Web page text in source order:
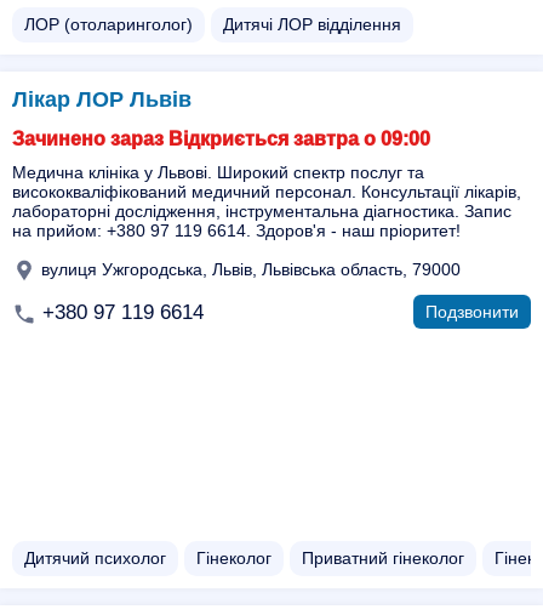
ЛОР (отоларинголог) Дитячі ЛОР відділення
Лікар ЛОР Львів
Зачинено зараз Відкриється завтра о 09:00
Медична клініка у Львові. Широкий спектр послуг та
висококваліфікований медичний персонал. Консультації лікарів,
лабораторні дослідження, інструментальна діагностика. Запис
на прийом: +380 97 119 6614. Здоров'я - наш пріоритет!
вулиця Ужгородська, Львів, Львівська область, 79000
+380 97 119 6614 Подзвонити
Дитячий психолог Гінеколог Приватний гінеколог